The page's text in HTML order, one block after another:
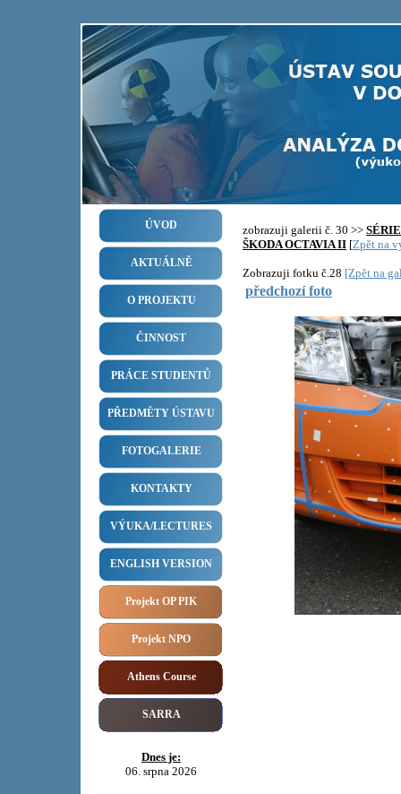
ÚVOD
AKTUÁLNĚ
O PROJEKTU
ČINNOST
PRÁCE STUDENTŮ
PŘEDMĚTY ÚSTAVU
FOTOGALERIE
KONTAKTY
VÝUKA/LECTURES
ENGLISH VERSION
Projekt OP PIK
Projekt NPO
Athens Course
SARRA
Dnes je:
06. srpna 2026
zobrazuji galerii č. 30 >>
ŠKODA OCTAVIA II [Zpět na
Zobrazuji fotku č.28 [Zpět na
předchozí foto